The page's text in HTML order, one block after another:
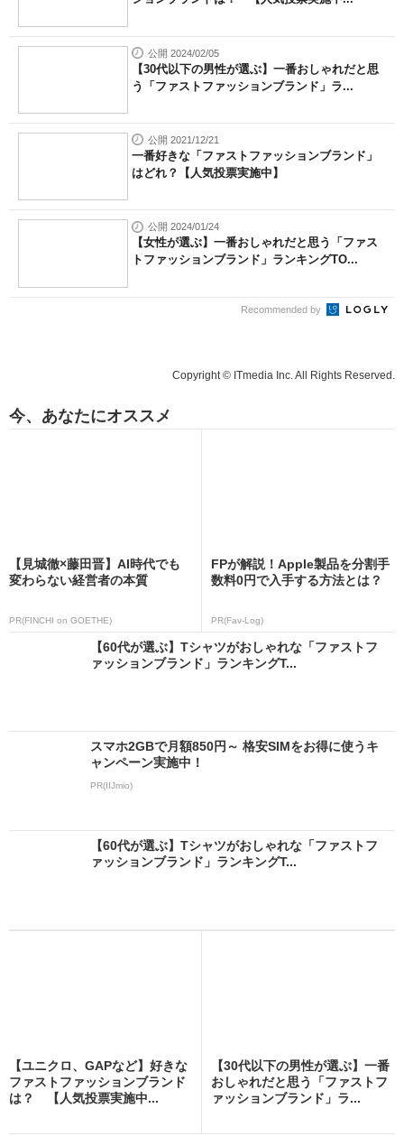
公開 2024/02/05
【30代以下の男性が選ぶ】一番おしゃれだと思
う「ファストファッションブランド」ラ...
公開 2021/12/21
一番好きな「ファストファッションブランド」
はどれ？【人気投票実施中】
公開 2024/01/24
【女性が選ぶ】一番おしゃれだと思う「ファス
トファッションブランド」ランキングTO...
Recommended by
Copyright © ITmedia Inc. All Rights Reserved.
今、あなたにオススメ
【見城徹×藤田晋】AI時代でも
変わらない経営者の本質
PR(FINCHI on GOETHE)
FPが解説！Apple製品を分割手
数料0円で入手する方法とは？
PR(Fav-Log)
【60代が選ぶ】Tシャツがおしゃれな「ファストフ
ァッションブランド」ランキングT...
スマホ2GBで月額850円～ 格安SIMをお得に使うキ
ャンペーン実施中！
PR(IIJmio)
【60代が選ぶ】Tシャツがおしゃれな「ファストフ
ァッションブランド」ランキングT...
【ユニクロ、GAPなど】好きな
ファストファッションブランド
は？ 【人気投票実施中...
【30代以下の男性が選ぶ】一番
おしゃれだと思う「ファストフ
ァッションブランド」ラ...